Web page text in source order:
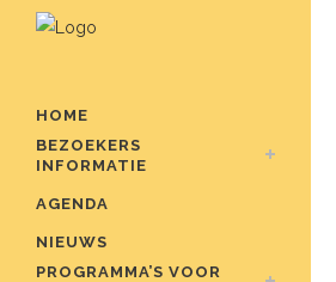
HOME
BEZOEKERS
INFORMATIE
AGENDA
NIEUWS
PROGRAMMA’S VOOR